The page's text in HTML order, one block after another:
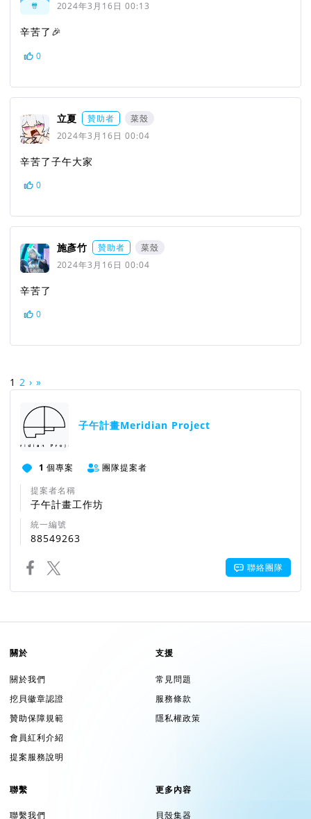
2024年3月16日 00:13
辛苦了🎉
0
立夏 贊助者
菜殼
2024年3月16日 00:04
辛苦了子午大家
0
施彥竹 贊助者
菜殼
2024年3月16日 00:04
辛苦了
0
1 2 › »
子午計畫Meridian Project
1 個專案
團隊提案者
提案者名稱
子午計畫工作坊
統一編號
88549263
聯絡團隊
關於
關於我們
挖貝徽章認證
贊助保障規範
會員紅利介紹
提案服務說明
支援
常見問題
服務條款
隱私權政策
聯繫
聯繫我們
更多內容
貝殼集器